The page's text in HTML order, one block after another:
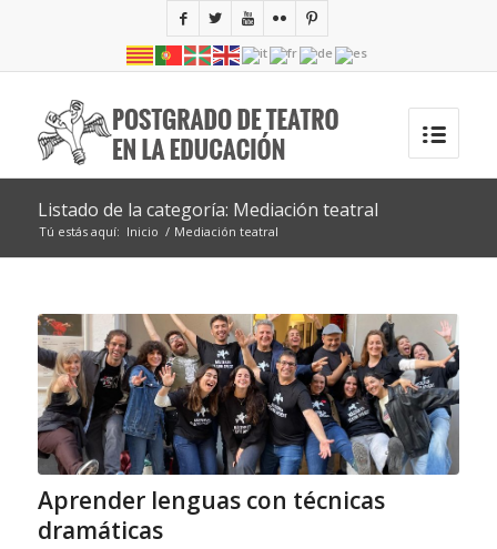
Listado de la categoría: Mediación teatral
Tú estás aquí: Inicio / Mediación teatral
Aprender lenguas con técnicas
dramáticas